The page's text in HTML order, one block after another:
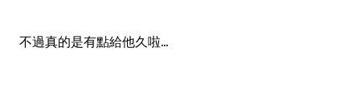
不過真的是有點給他久啦...